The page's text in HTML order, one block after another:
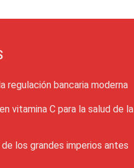
regulación bancaria moderna
vitamina C para la salud de la
los grandes imperios antes